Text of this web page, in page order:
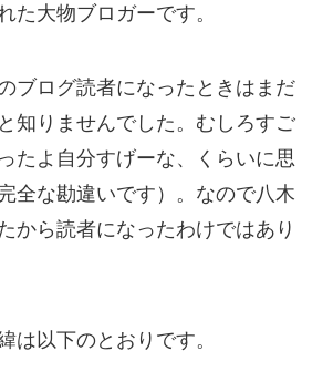
た大物ブロガーです。
ブログ読者になったときはまだ
知りませんでした。むしろすご
たよ自分すげーな、くらいに思
全な勘違いです）。なので八木
から読者になったわけではあり
は以下のとおりです。